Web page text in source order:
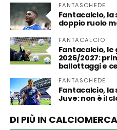
FANTASCHEDE
Fantacalcio, la
doppio ruolo
FANTACALCIO
Fantacalcio,
2026/2027:
ballottaggi e
FANTASCHEDE
Fantacalcio, la
Juve: non è il
DI PIÙ IN